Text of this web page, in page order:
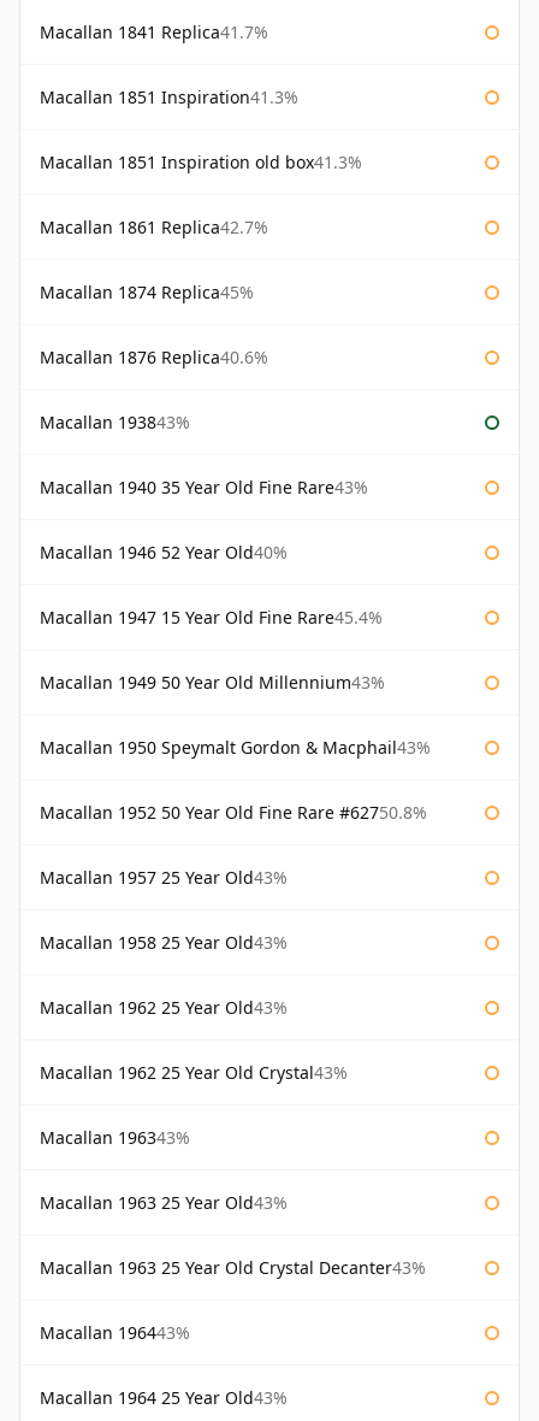
Macallan 1841 Replica41.7%
Macallan 1851 Inspiration41.3%
Macallan 1851 Inspiration old box41.3%
Macallan 1861 Replica42.7%
Macallan 1874 Replica45%
Macallan 1876 Replica40.6%
Macallan 193843%
Macallan 1940 35 Year Old Fine Rare43%
Macallan 1946 52 Year Old40%
Macallan 1947 15 Year Old Fine Rare45.4%
Macallan 1949 50 Year Old Millennium43%
Macallan 1950 Speymalt Gordon & Macphail43%
Macallan 1952 50 Year Old Fine Rare #62750.8%
Macallan 1957 25 Year Old43%
Macallan 1958 25 Year Old43%
Macallan 1962 25 Year Old43%
Macallan 1962 25 Year Old Crystal43%
Macallan 196343%
Macallan 1963 25 Year Old43%
Macallan 1963 25 Year Old Crystal Decanter43%
Macallan 196443%
Macallan 1964 25 Year Old43%